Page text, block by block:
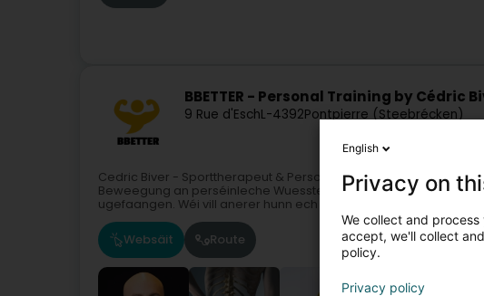
BBETTER - Personal Training by Cédric
9 Rue d'EschL-4392Pontpierre (Steebrécken)
Cedric Biver - Sporttherapeut & Personal TrainerGedriwwen
Beweegung an perséinleche Wuesstem, hunn ech meng Rees
ugefaangen. Wéi vill anerer hunn ech aus Feeler...
Websäit Route
English
Privacy on
We collect and
accept, we'll collect
policy.
Privacy policy